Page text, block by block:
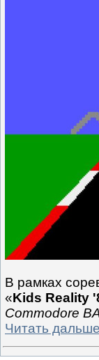
В рамках
«Kids Reality
Commodore
Читать